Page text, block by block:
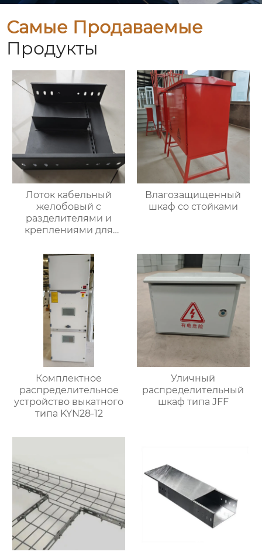
Самые Продаваемые
Продукты
Лоток кабельный
желобовый с
разделителями и
креплениями для
Влагозащищенный
шкаф со стойками
Комплектное
распределительное
устройство выкатного
типа KYN28-12
Уличный
распределительный
шкаф типа JFF